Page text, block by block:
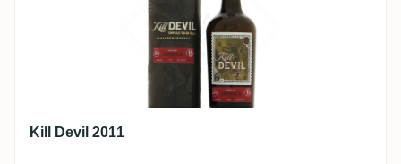
Kill Devil 2011